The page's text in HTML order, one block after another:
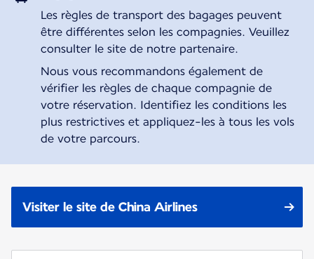
Les règles de transport des bagages peuvent
être différentes selon les compagnies. Veuillez
consulter le site de notre partenaire.
Nous vous recommandons également de
vérifier les règles de chaque compagnie de
votre réservation. Identifiez les conditions les
plus restrictives et appliquez-les à tous les vols
de votre parcours.
Visiter le site de China Airlines